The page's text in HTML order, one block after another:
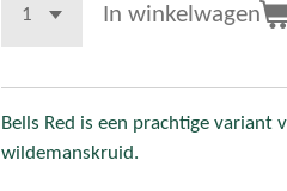
In winkelwagen
Bells Red is een prachtige variant
wildemanskruid.